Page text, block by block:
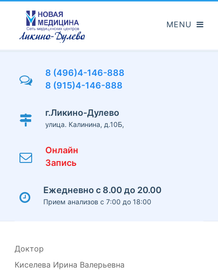
основному
содержанию
8 (496)4-146-888
8 (915)4-146-888
г.Ликино-Дулево
улица. Калинина, д.10Б,
Онлайн
Запись
Ежедневно с 8.00 до 20.00
Прием анализов с 7:00 до 18:00
Доктор
Киселева Ирина Валерьевна